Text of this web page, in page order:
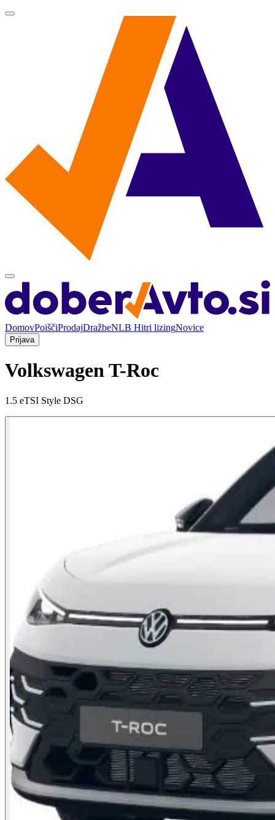
DomovPoiščiProdajDražbeNLB Hitri lizingNovice
Prijava
Volkswagen T-Roc
1.5 eTSI Style DSG